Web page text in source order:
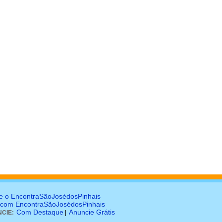
o EncontraSãoJosédosPinhais
EncontraSãoJosédosPinhais
Com Destaque Anuncie Grátis